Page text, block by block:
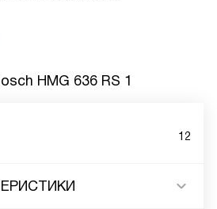
HMG 636 RS 1
12